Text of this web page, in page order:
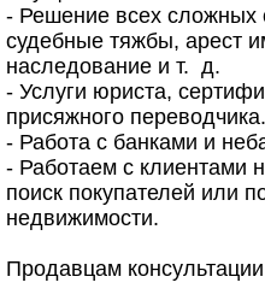
- Решение всех сложных
судебные тяжбы, арест
наследование и т. д.
- Услуги юриста,
присяжного переводчика.
- Работа с банками и
- Работаем с клиентами
поиск покупателей или
недвижимости.
Продавцам